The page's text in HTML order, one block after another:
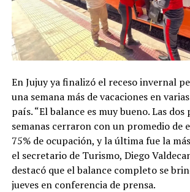
En Jujuy ya finalizó el receso invernal
una semana más de vacaciones en
país. “El balance es muy bueno. Las dos
semanas cerraron con un promedio de
75% de ocupación, y la última fue la
el secretario de Turismo, Diego
destacó que el balance completo se
jueves en conferencia de prensa.